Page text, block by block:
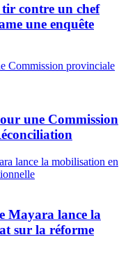
contre un chef
une enquête
une Commission
Mayara lance la
sur la réforme